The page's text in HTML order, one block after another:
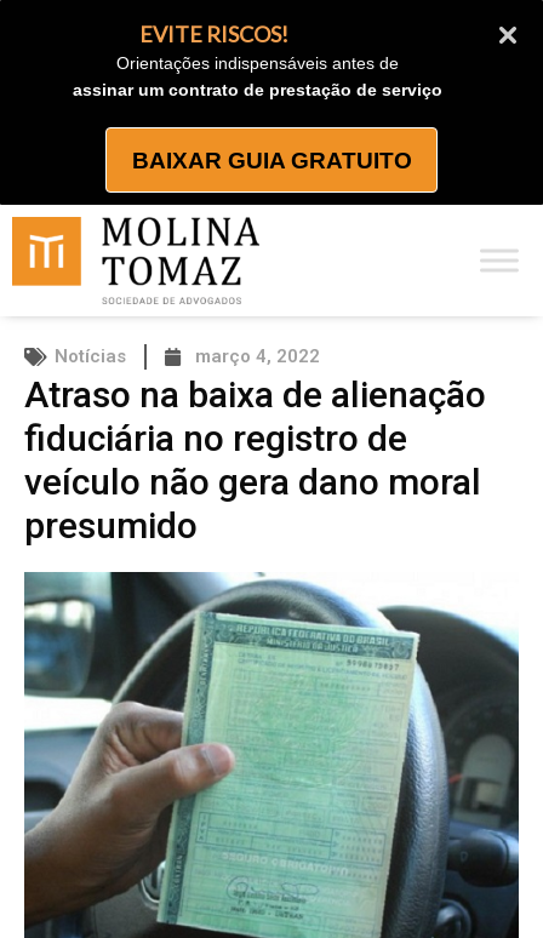
EVITE RISCOS!
Orientações indispensáveis antes de
assinar um contrato de prestação de serviço
BAIXAR GUIA GRATUITO
Notícias março 4, 2022
Atraso na baixa de alienação
fiduciária no registro de
veículo não gera dano moral
presumido